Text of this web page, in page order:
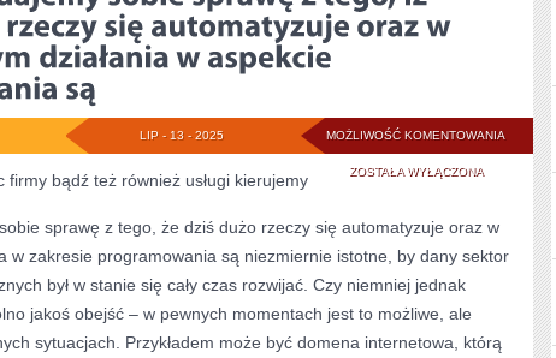
MOŻLIWOŚĆ KOMENTOWANIA
PEWNO
ZDAJEMY
SOBIE
SPRAWĘ
TEGO,
ZOSTAŁA WYŁĄCZONA
LIP - 13 - 2025
firmy bądź też również usługi kierujemy
sprawę z tego, że dziś dużo rzeczy się automatyzuje oraz w
w zakresie programowania są niezmiernie istotne, by dany sektor
był w stanie się cały czas rozwijać. Czy niemniej jednak
jakoś obejść – w pewnych momentach jest to możliwe, ale
sytuacjach. Przykładem może być domena internetowa, którą